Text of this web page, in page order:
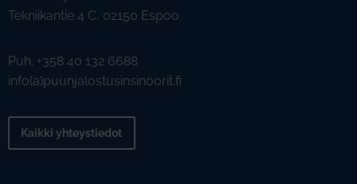
Tekniikantie 4 C, 02150 Espoo
Puh. +358 40 132 6688
info(a)puunjalostusinsinoorit.fi
Kaikki yhteystiedot